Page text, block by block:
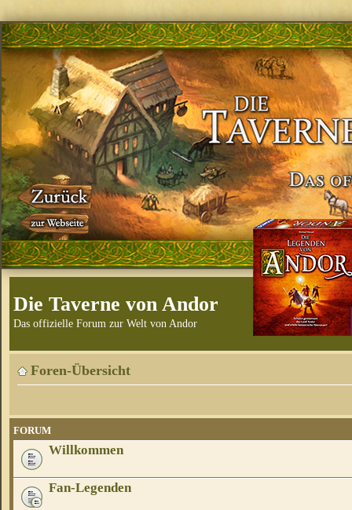
Die Taverne von Andor
Das offizielle Forum zur Welt von Andor
Foren-Übersicht
FORUM
Willkommen
Fan-Legenden